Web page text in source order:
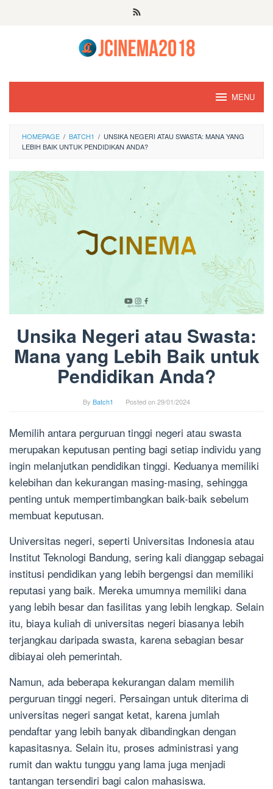
MENU
HOMEPAGE / BATCH1 / UNSIKA NEGERI ATAU SWASTA: MANA YANG
LEBIH BAIK UNTUK PENDIDIKAN ANDA?
Unsika Negeri atau Swasta:
Mana yang Lebih Baik untuk
Pendidikan Anda?
By Batch1 Posted on29/01/2024
Memilih antara perguruan tinggi negeri atau swasta
merupakan keputusan penting bagi setiap individu yang
ingin melanjutkan pendidikan tinggi. Keduanya memiliki
kelebihan dan kekurangan masing-masing, sehingga
penting untuk mempertimbangkan baik-baik sebelum
membuat keputusan.
Universitas negeri, seperti Universitas Indonesia atau
Institut Teknologi Bandung, sering kali dianggap sebagai
institusi pendidikan yang lebih bergengsi dan memiliki
reputasi yang baik. Mereka umumnya memiliki dana
yang lebih besar dan fasilitas yang lebih lengkap. Selain
itu, biaya kuliah di universitas negeri biasanya lebih
terjangkau daripada swasta, karena sebagian besar
dibiayai oleh pemerintah.
Namun, ada beberapa kekurangan dalam memilih
perguruan tinggi negeri. Persaingan untuk diterima di
universitas negeri sangat ketat, karena jumlah
pendaftar yang lebih banyak dibandingkan dengan
kapasitasnya. Selain itu, proses administrasi yang
rumit dan waktu tunggu yang lama juga menjadi
tantangan tersendiri bagi calon mahasiswa.